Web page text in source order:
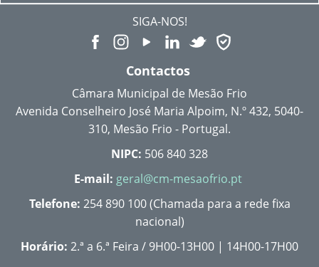
SIGA-NOS!
Contactos
Câmara Municipal de Mesão Frio
Avenida Conselheiro José Maria Alpoim, N.º 432, 5040-
310, Mesão Frio - Portugal.
NIPC: 506 840 328
E-mail: geral@cm-mesaofrio.pt
Telefone: 254 890 100 (Chamada para a rede fixa
nacional)
Horário: 2.ª a 6.ª Feira / 9H00-13H00 | 14H00-17H00